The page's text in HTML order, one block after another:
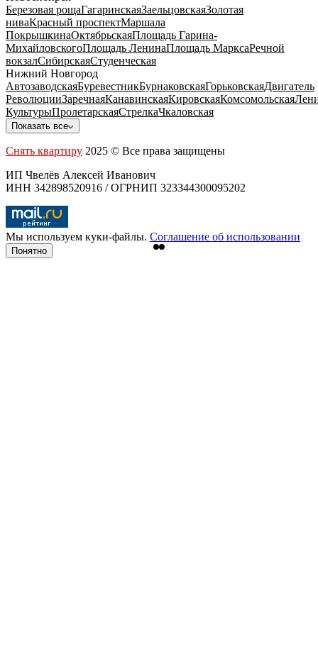
Березовая рощаГагаринскаяЗаельцовскаяЗолотая
ниваКрасный проспектМаршала
ПокрышкинаОктябрьскаяПлощадь Гарина-
МихайловскогоПлощадь ЛенинаПлощадь МарксаРечной
вокзалСибирскаяСтуденческая
Нижний Новгород
АвтозаводскаяБуревестникБурнаковскаяГорьковскаяДвигатель
РеволюцииЗаречнаяКанавинскаяКировскаяКомсомольская
КультурыПролетарскаяСтрелкаЧкаловская
Показать все
Снять квартиру 2025 © Все права защищены
ИП Чвелёв Алексей Иванович
ИНН 342898520916 / ОГРНИП 323344300095202
Мы используем куки-файлы. Соглашение об использовании
Понятно